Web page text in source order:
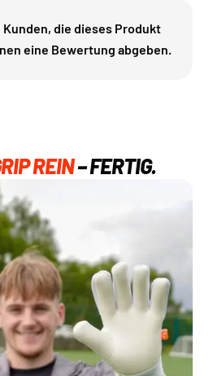
die dieses Produkt
eine Bewertung abgeben.
REIN– FERTIG.